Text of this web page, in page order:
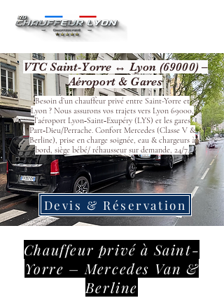
VTC Saint-Yorre ↔ Lyon (69000) –
Aéroport & Gares
Besoin d’un chauffeur privé entre Saint-Yorre et
Lyon ? Nous assurons vos trajets vers Lyon 69000,
l’aéroport Lyon‑Saint‑Exupéry (LYS) et les gares
Part‑Dieu/Perrache. Confort Mercedes (Classe V &
Berline), prise en charge soignée, eau & chargeurs à
bord, siège bébé/ réhausseur sur demande, 24/7.
Devis & Réservation
Chauffeur privé à Saint-
Yorre – Mercedes Van &
Berline